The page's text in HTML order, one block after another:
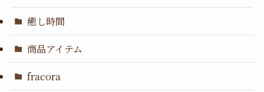
癒し時間
商品アイテム
fracora